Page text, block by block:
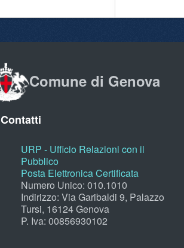
Comune di Genova
Contatti
URP - Ufficio Relazioni con il
Pubblico
Posta Elettronica Certificata
Numero Unico: 010.1010
Indirizzo: Via Garibaldi 9, Palazzo
Tursi, 16124 Genova
P. Iva: 00856930102